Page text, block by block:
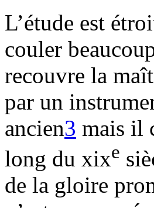
L’étude est
couler
recouvre la
par un
ancien3 mais il
long du xixe
de la gloire